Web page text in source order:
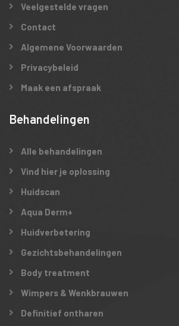
Veelgestelde vragen
Contact
Algemene Voorwaarden
Privacybeleid
Maak een afspraak
Behandelingen
Alle behandelingen
Vind hier je oplossing
Huidscan
Aqua Derm+
Huidverbetering
Gezichtsbehandelingen
Body treatment
Wimpers & Wenkbrauwen
Definitief ontharen